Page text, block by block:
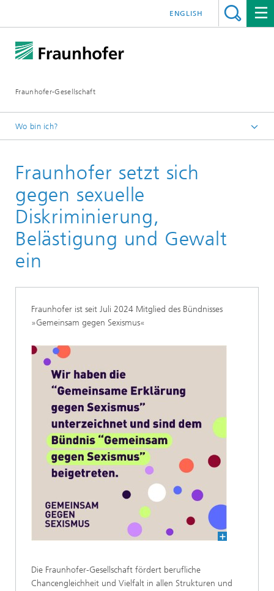
Fraunhofer-Gesellschaft
ENGLISH
Wo bin ich?
Über Fraunhofer
Fraunhofer setzt sich
gegen sexuelle
Diskriminierung,
Belästigung und Gewalt
ein
Fraunhofer ist seit Juli 2024 Mitglied des Bündnisses
»Gemeinsam gegen Sexismus«
Die Fraunhofer-Gesellschaft fördert berufliche
Chancengleichheit und Vielfalt in allen Strukturen und